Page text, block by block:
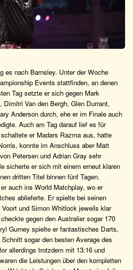
es nach Barnsley. Unter der Woche
Events stattfinden, an denen
Tag setzte er sich gegen Mark
Van den Bergh, Glen Durrant,
Anderson durch, ehe er im Finale auch
Auch am Tag darauf lief es für
er Madars Razma aus, hatte
konnte im Anschluss aber Matt
Petersen und Adrian Gray sehr
sicherte er sich mit einem erneut klaren
dritten Titel binnen fünf Tagen.
auch ins World Matchplay, wo er
ablieferte. Er spielte bei seinen
und Simon Whitlock jeweils klar
gegen den Australier sogar 170
Gurney spielte er fantastisches Darts,
sogar den besten Average des
allerdings trotzdem mit 13:16 und
die Leistungen über den kompletten